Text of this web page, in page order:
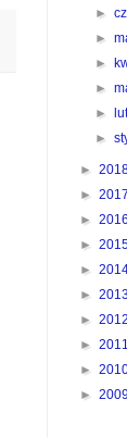
►
►
►
►
►
►
►
► 2017
► 2016
►
►
► 2013
► 2012
► 2011
►
► 2009